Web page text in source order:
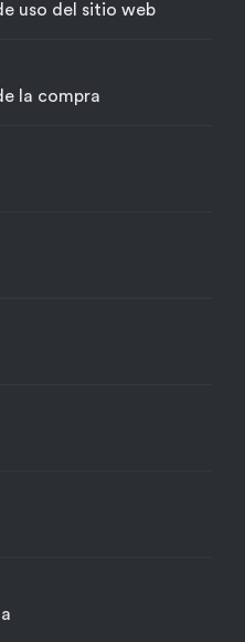
uso del sitio web
la compra